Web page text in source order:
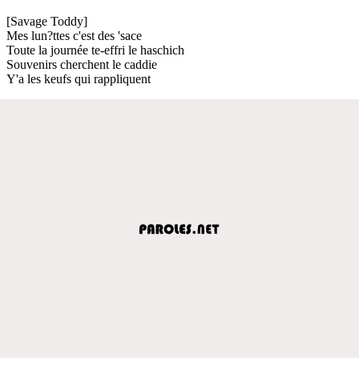
[Savage Toddy]
Mes lun?ttes c'est des 'sace
Toute la journée te-effri le haschich
Souvenirs cherchent le caddie
Y'a les keufs qui rappliquent